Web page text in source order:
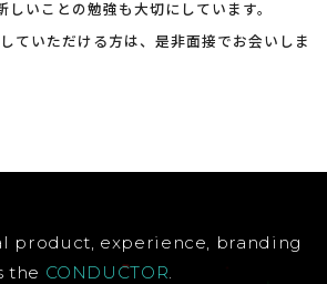
しいことの勉強も大切にしています。
ていただける方は、是非面接でお会いしま
product, experience, branding
the CONDUCTOR.